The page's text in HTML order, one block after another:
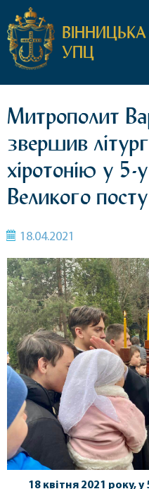
ВІННИЦЬКА
УПЦ
Митрополит
звершив
хіротонію у 5-
Великого
18.04.2021
18 квітня 2021 року,